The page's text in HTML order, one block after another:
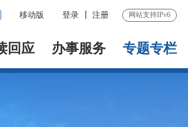
移动版 登录 注册 网站支持IPv6
回应 办事服务 专题专栏